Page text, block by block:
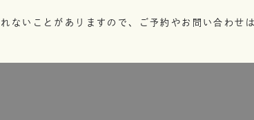
ないことがありますので、ご予約やお問い合わせ